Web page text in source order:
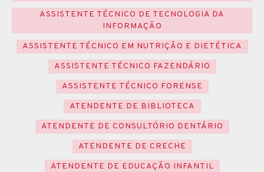
ASSISTENTE TÉCNICO DE TECNOLOGIA DA
INFORMAÇÃO
ASSISTENTE TÉCNICO EM NUTRIÇÃO E DIETÉTICA
ASSISTENTE TÉCNICO FAZENDÁRIO
ASSISTENTE TÉCNICO FORENSE
ATENDENTE DE BIBLIOTECA
ATENDENTE DE CONSULTÓRIO DENTÁRIO
ATENDENTE DE CRECHE
ATENDENTE DE EDUCAÇÃO INFANTIL